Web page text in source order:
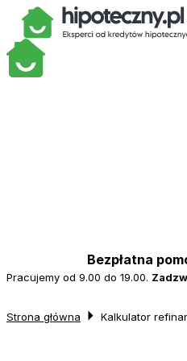
Bezpłatna
Pracujemy od 9.00 do 19.00.
Strona główna Kalkulator